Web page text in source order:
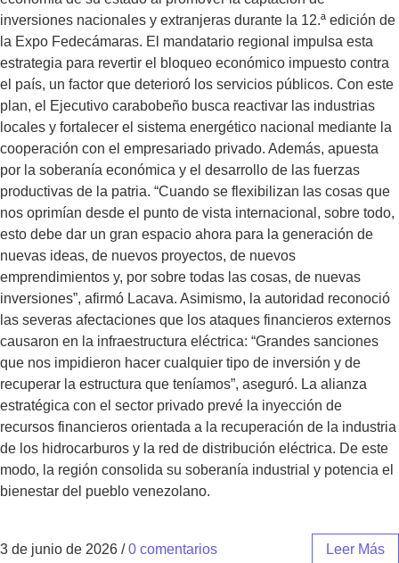
inversiones nacionales y extranjeras durante la 12.ª edición de
la Expo Fedecámaras. El mandatario regional impulsa esta
estrategia para revertir el bloqueo económico impuesto contra
el país, un factor que deterioró los servicios públicos. Con este
plan, el Ejecutivo carabobeño busca reactivar las industrias
locales y fortalecer el sistema energético nacional mediante la
cooperación con el empresariado privado. Además, apuesta
por la soberanía económica y el desarrollo de las fuerzas
productivas de la patria. “Cuando se flexibilizan las cosas que
nos oprimían desde el punto de vista internacional, sobre todo,
esto debe dar un gran espacio ahora para la generación de
nuevas ideas, de nuevos proyectos, de nuevos
emprendimientos y, por sobre todas las cosas, de nuevas
inversiones”, afirmó Lacava. Asimismo, la autoridad reconoció
las severas afectaciones que los ataques financieros externos
causaron en la infraestructura eléctrica: “Grandes sanciones
que nos impidieron hacer cualquier tipo de inversión y de
recuperar la estructura que teníamos”, aseguró. La alianza
estratégica con el sector privado prevé la inyección de
recursos financieros orientada a la recuperación de la industria
de los hidrocarburos y la red de distribución eléctrica. De este
modo, la región consolida su soberanía industrial y potencia el
bienestar del pueblo venezolano.
3 de junio de 2026 / 0 comentarios Leer Más